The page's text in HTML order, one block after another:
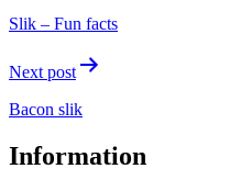
Slik – Fun facts
Next post
Bacon slik
Information